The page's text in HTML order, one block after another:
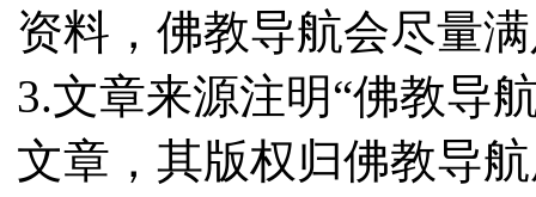
资料，佛教导航会尽量
3.文章来源注明“佛教导
文章，其版权归佛教导